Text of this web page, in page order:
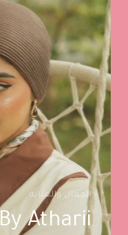
الجمال والعناية
By Atharii